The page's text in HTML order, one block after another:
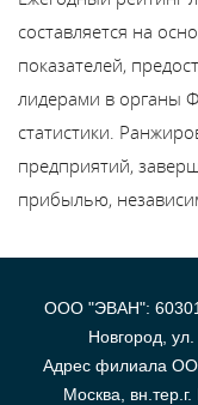
составляется на
показателей,
лидерами в органы
статистики.
предприятий,
прибылью,
ООО "ЭВАН":
Новгород,
Адрес филиала
Москва,